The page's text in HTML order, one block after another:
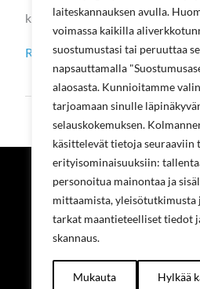
laiteskannauksen avulla.
voimassa kaikilla
suostumustasi tai peruuttaa
napsauttamalla
alaosasta. Kunnioitamme
tarjoamaan sinulle
selauskokemuksen.
käsittelevät tietoja seuraaviin
erityisominaisuuksiin:
personoitua mainontaa ja
mittaamista,
tarkat maantieteelliset tiedot
skannaus.
Mukauta Hylkää
koneet teolliseen
Toni
Kytöviita
Read More »